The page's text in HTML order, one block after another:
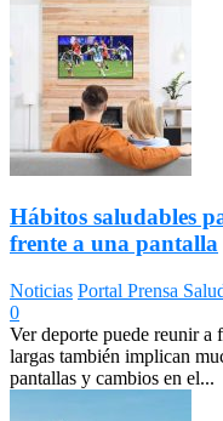
Hábitos saludables
frente a una pantalla
Noticias Portal Prensa
0
Ver deporte puede reunir a
largas también implican
pantallas y cambios en el...